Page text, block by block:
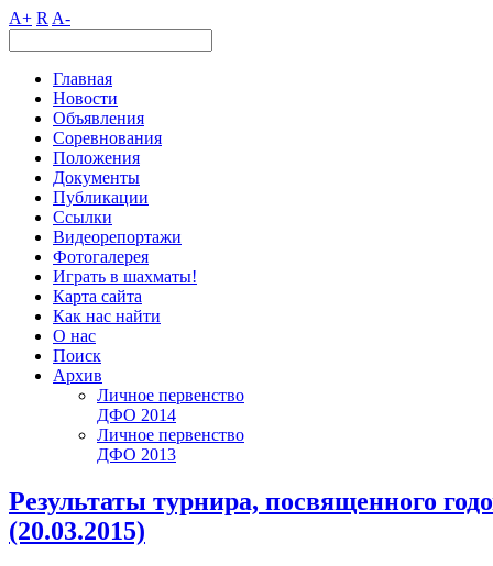
A+ R A-
Главная
Новости
Объявления
Соревнования
Положения
Документы
Публикации
Ссылки
Видеорепортажи
Фотогалерея
Играть в шахматы!
Карта сайта
Как нас найти
О нас
Поиск
Архив
Личное первенство
ДФО 2014
Личное первенство
ДФО 2013
Результаты турнира, посвященного
(20.03.2015)